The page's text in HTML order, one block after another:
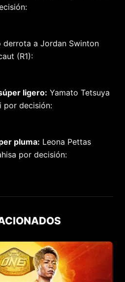
derrota a Jordan Swinton
(R1):
ligero: Yamato Tetsuya
por decisión:
pluma: Leona Pettas
por decisión: